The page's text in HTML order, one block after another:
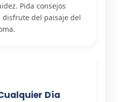
Pida consejos
disfrute del paisaje del
Día